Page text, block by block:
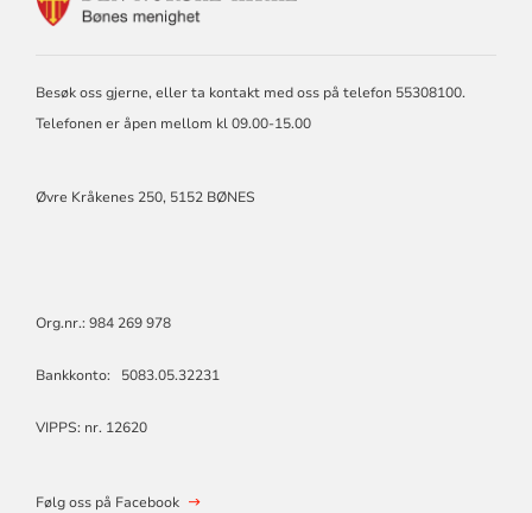
Besøk oss gjerne, eller ta kontakt med oss på telefon 55308100.
Telefonen er åpen mellom kl 09.00-15.00
Øvre Kråkenes 250, 5152 BØNES
Org.nr.: 984 269 978
Bankkonto: 5083.05.32231
VIPPS: nr. 12620
Følg oss på Facebook